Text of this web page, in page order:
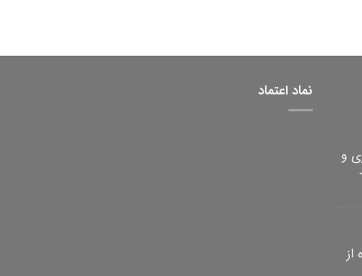
و
از
نماد اعتماد